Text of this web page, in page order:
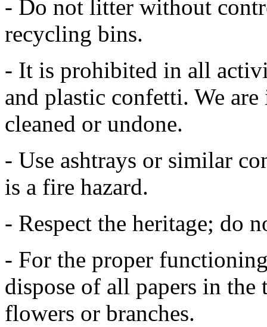
- Do not litter without
recycling bins.
- It is prohibited in all
and plastic confetti. We
cleaned or undone.
- Use ashtrays or similar
is a fire hazard.
- Respect the heritage; do
- For the proper
dispose of all papers in
flowers or branches.